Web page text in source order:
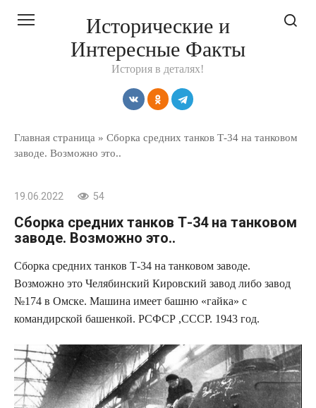
Исторические и
Интересные Факты
История в деталях!
Главная страница » Сборка средних танков Т-34 на танковом
заводе. Возможно это..
19.06.2022 54
Сборка средних танков Т-34 на танковом
заводе. Возможно это..
Сборка средних танков Т-34 на танковом заводе.
Возможно это Челябинский Кировский завод либо завод
№174 в Омске. Машина имеет башню «гайка» с
командирской башенкой. РСФСР ,СССР. 1943 год.